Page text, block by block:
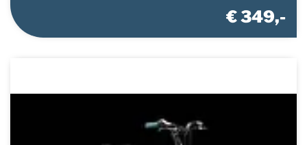
€ 349,-